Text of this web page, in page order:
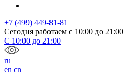
+7 (499) 449-81-81
Сегодня работаем с 10:00 до 21:00
С 10:00 до 21:00
ru
en cn